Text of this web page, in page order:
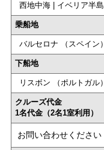
西地中海 | イベリア半島
乗船地
バルセロナ （スペイン）
下船地
リスボン （ポルトガル）
クルーズ代金
1名代金（2名1室利用）
お問い合わせください